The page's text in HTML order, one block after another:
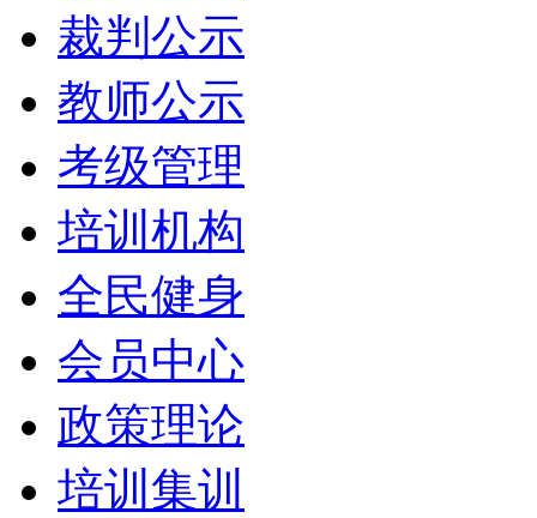
裁判公示
教师公示
考级管理
培训机构
全民健身
会员中心
政策理论
培训集训